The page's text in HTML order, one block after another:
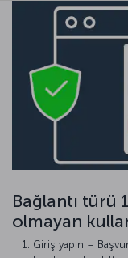
Bağlantı türü
olmayan
Giriş yapın –